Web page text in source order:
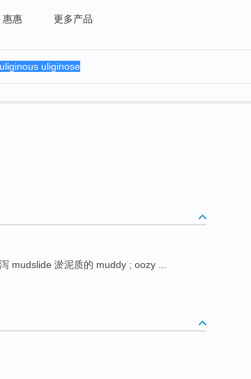
惠惠 更多产品
mudslide 淤泥质的 muddy ; oozy ...